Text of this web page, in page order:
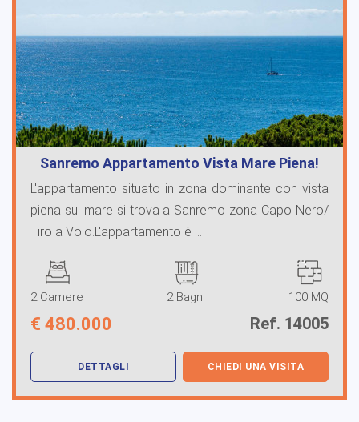
Sanremo Appartamento Vista Mare Piena!
L'appartamento situato in zona dominante con vista
piena sul mare si trova a Sanremo zona Capo Nero/
Tiro a Volo.L'appartamento è ...
2 Camere 2 Bagni 100 MQ
€ 480.000 Ref. 14005
DETTAGLI CHIEDI UNA VISITA